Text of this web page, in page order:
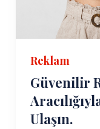
Reklam
Güvenilir
Ulaşın.